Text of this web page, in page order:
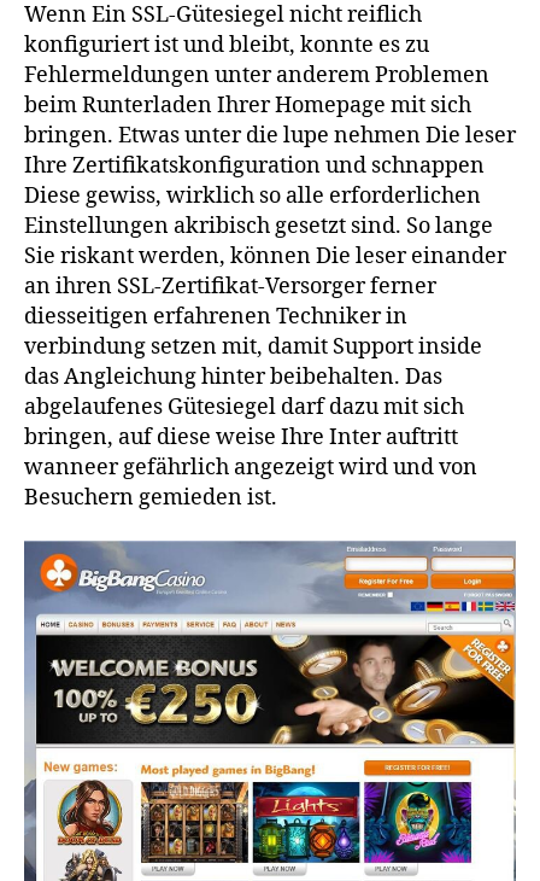
Wenn Ein SSL-Gütesiegel nicht reiflich
konfiguriert ist und bleibt, konnte es zu
Fehlermeldungen unter anderem Problemen
beim Runterladen Ihrer Homepage mit sich
bringen. Etwas unter die lupe nehmen Die leser
Ihre Zertifikatskonfiguration und schnappen
Diese gewiss, wirklich so alle erforderlichen
Einstellungen akribisch gesetzt sind. So lange
Sie riskant werden, können Die leser einander
an ihren SSL-Zertifikat-Versorger ferner
diesseitigen erfahrenen Techniker in
verbindung setzen mit, damit Support inside
das Angleichung hinter beibehalten. Das
abgelaufenes Gütesiegel darf dazu mit sich
bringen, auf diese weise Ihre Inter auftritt
wanneer gefährlich angezeigt wird und von
Besuchern gemieden ist.